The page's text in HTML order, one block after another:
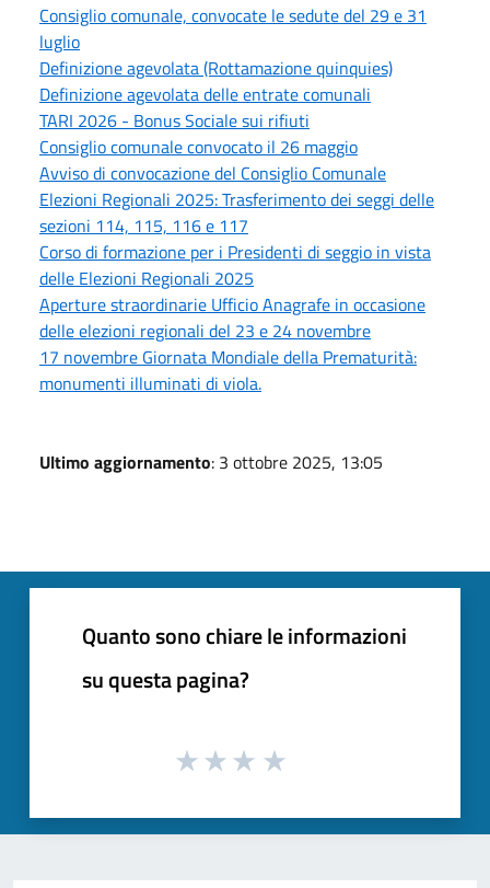
Consiglio comunale, convocate le sedute del 29 e 31
luglio
Definizione agevolata (Rottamazione quinquies)
Definizione agevolata delle entrate comunali
TARI 2026 - Bonus Sociale sui rifiuti
Consiglio comunale convocato il 26 maggio
Avviso di convocazione del Consiglio Comunale
Elezioni Regionali 2025: Trasferimento dei seggi delle
sezioni 114, 115, 116 e 117
Corso di formazione per i Presidenti di seggio in vista
delle Elezioni Regionali 2025
Aperture straordinarie Ufficio Anagrafe in occasione
delle elezioni regionali del 23 e 24 novembre
17 novembre Giornata Mondiale della Prematurità:
monumenti illuminati di viola.
Ultimo aggiornamento: 3 ottobre 2025, 13:05
Quanto sono chiare le informazioni
su questa pagina?